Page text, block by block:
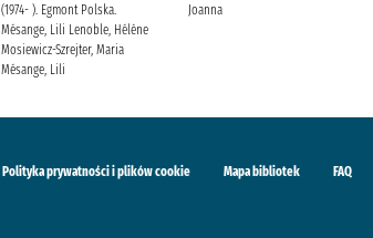
(1974- ). Egmont Polska.
Mésange, Lili Lenoble, Hélène
Mosiewicz-Szrejter, Maria
Mésange, Lili
Joanna
Polityka prywatności i plików cookie Mapa bibliotek FAQ